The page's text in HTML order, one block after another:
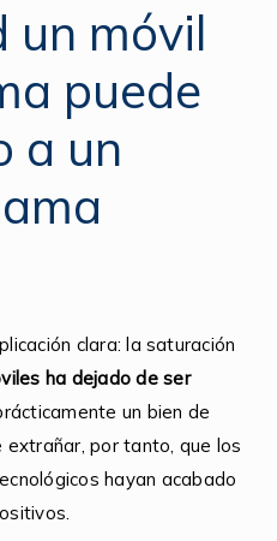
un móvil
puede
a un
clara: la saturación
ha dejado de ser
un bien de
extrañar, por tanto, que los
hayan acabado